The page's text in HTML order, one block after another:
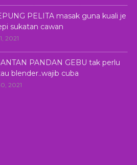
PELITA masak guna kuali je
sukatan cawan
2021
PANDAN GEBU tak perlu
blender..wajib cuba
2021